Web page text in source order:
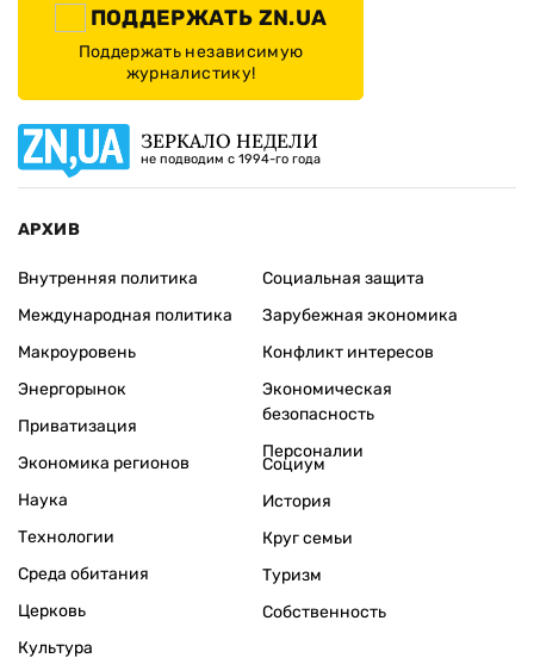
ПОДДЕРЖАТЬ ZN.UA
Поддержать независимую
журналистику!
ЗЕРКАЛО НЕДЕЛИ
не подводим с 1994-го года
АРХИВ
Внутренняя политика
Международная политика
Макроуровень
Энергорынок
Приватизация
Экономика регионов
Социальная защита
Зарубежная экономика
Конфликт интересов
Экономическая
безопасность
Персоналии
Наука
Технологии
Среда обитания
Церковь
Культура
Социум
История
Круг семьи
Туризм
Собственность